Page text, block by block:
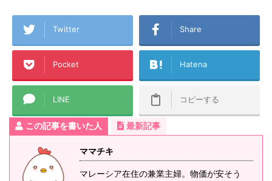
Twitter Share
Pocket Hatena
LINE コピーする
この記事を書いた人 最新記事
ママチキ
マレーシア在住の兼業主婦。物価が安そう